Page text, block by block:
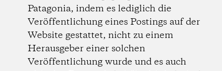
Patagonia, indem es lediglich die
Veröffentlichung eines Postings auf der
Website gestattet, nicht zu einem
Herausgeber einer solchen
Veröffentlichung wurde und es auch